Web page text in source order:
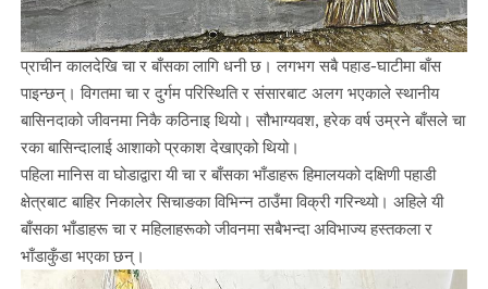
प्राचीन कालदेखि चा र बाँसका लागि धनी छ। लगभग सबै पहाड-घाटीमा बाँस
पाइन्छन्। विगतमा चा र दुर्गम परिस्थिति र संसारबाट अलग भएकाले स्थानीय
बासिनदाको जीवनमा निकै कठिनाइ थियो। सौभाग्यवश, हरेक वर्ष उम्रने बाँसले चा
रका बासिन्दालाई आशाको प्रकाश देखाएको थियो।
पहिला मानिस वा घोडाद्वारा यी चा र बाँसका भाँडाहरू हिमालयको दक्षिणी पहाडी
क्षेत्रबाट बाहिर निकालेर सिचाङका विभिन्न ठाउँमा विक्री गरिन्थ्यो। अहिले यी
बाँसका भाँडाहरू चा र महिलाहरूको जीवनमा सबैभन्दा अविभाज्य हस्तकला र
भाँडाकुँडा भएका छन्।